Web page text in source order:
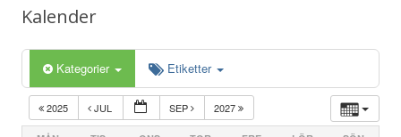
Kalender
Kategorier Etiketter
2025 JUL SEP 2027